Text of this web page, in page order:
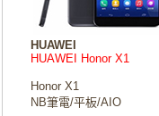
HUAWEI
HUAWEI Honor X1
Honor X1
NB筆電/平板/AIO